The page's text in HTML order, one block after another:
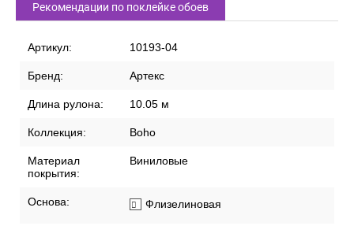
Рекомендации по поклейке обоев
Артикул: 10193-04
Бренд: Артекс
Длина рулона: 10.05 м
Коллекция: Boho
Материал
покрытия:
Виниловые
Основа: Флизелиновая